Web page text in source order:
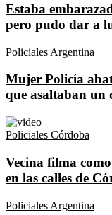
Estaba
pero pudo dar a
Policiales Argentina
Mujer Policía
que asaltaban un
Policiales Córdoba
Vecina filma
en las calles de
Policiales Argentina